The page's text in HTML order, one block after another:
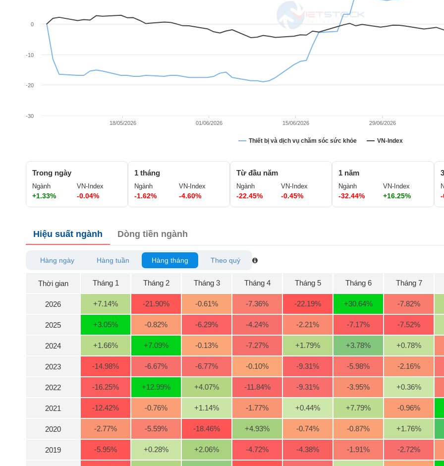
Thiết bị và dịch vụ chăm sóc sức khỏe VN-Index
18/05/2026 01/06/2026 15/06/2026 29/06/2026
-30
-20
-10
0
Trong ngày
Ngành
+1.33%
VN-Index
-0.04%
1 tháng
Ngành
-1.62%
VN-Index
-4.60%
Từ đầu năm
Ngành
-22.45%
VN-Index
-0.45%
1 năm
Ngành
-32.44%
VN-Index
+16.25%
Hiệu suất ngành Dòng tiền ngành
Hàng ngày Hàng tuần Hàng tháng Theo quý
Thời gian
2026
2025
2024
2023
2022
2021
2020
2019
Tháng 1 Tháng 2 Tháng 3 Tháng 4 Tháng 5 Tháng 6 Tháng 7
+7.14% -21.90% -0.61% -7.36% -22.19% +30.64% -7.82%
+3.05% -0.82% -6.29% -4.24% -2.21% -7.17% -7.52%
+1.66% +7.09% -0.13% -7.27% +1.79% +3.78% +0.78%
-14.98% -6.67% -6.77% -0.10% -9.31% -5.98% -2.16%
-16.25% +12.99% +4.07% -11.84% -9.31% -3.95% +0.36%
-12.42% -0.76% +1.14% -1.77% +0.44% +7.79% -0.96%
-2.77% -5.59% -18.46% +4.93% -0.74% -0.87% +1.76%
-5.95% +0.28% +2.06% -4.72% -4.38% -1.91% -2.72%
HÓA
KINH
ĐÔNG
DƯƠNG
CHÍNH
CÁ
PHÂN
NGHIỆP